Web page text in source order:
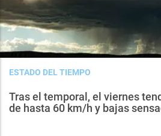
ESTADO DEL TIEMPO
Tras el temporal, el viernes
de hasta 60 km/h y bajas